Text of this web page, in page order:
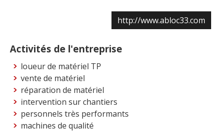
http://www.abloc33.com
Activités de l'entreprise
loueur de matériel TP
vente de matériel
réparation de matériel
intervention sur chantiers
personnels très performants
machines de qualité